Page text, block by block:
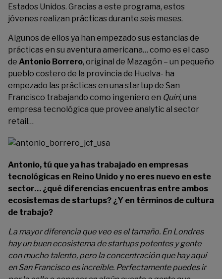
Estados Unidos. Gracias a este programa, estos
jóvenes realizan prácticas durante seis meses.
Algunos de ellos ya han empezado sus estancias de
prácticas en su aventura americana… como es el caso
de Antonio Borrero, original de Mazagón – un pequeño
pueblo costero de la provincia de Huelva- ha
empezado las prácticas en una startup de San
Francisco trabajando como ingeniero en Quiri, una
empresa tecnológica que provee analytic al sector
retail…
Antonio, tú que ya has trabajado en empresas
tecnológicas en Reino Unido y no eres nuevo en este
sector… ¿qué diferencias encuentras entre ambos
ecosistemas de startups? ¿Y en términos de cultura
de trabajo?
La mayor diferencia que veo es el tamaño. En Londres
hay un buen ecosistema de startups potentes y gente
con mucho talento, pero la concentración que hay aquí
en San Francisco es increíble. Perfectamente puedes ir